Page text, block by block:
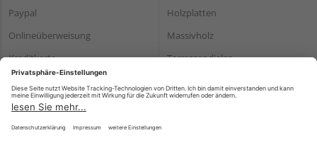
Paypal
Onlineüberweisung
Kreditkarte
*Bonität vorausgesetzt
Holzplatten
Massivholz
Terrassendielen